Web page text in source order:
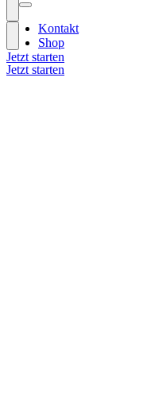
Jetzt starten
Kontakt
Shop
Jetzt starten